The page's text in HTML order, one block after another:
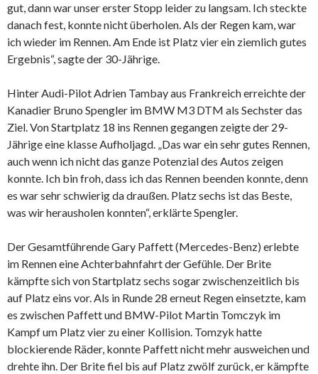
gut, dann war unser erster Stopp leider zu langsam. Ich steckte
danach fest, konnte nicht überholen. Als der Regen kam, war
ich wieder im Rennen. Am Ende ist Platz vier ein ziemlich gutes
Ergebnis“, sagte der 30-Jährige.
Hinter Audi-Pilot Adrien Tambay aus Frankreich erreichte der
Kanadier Bruno Spengler im BMW M3 DTM als Sechster das
Ziel. Von Startplatz 18 ins Rennen gegangen zeigte der 29-
Jährige eine klasse Aufholjagd. „Das war ein sehr gutes Rennen,
auch wenn ich nicht das ganze Potenzial des Autos zeigen
konnte. Ich bin froh, dass ich das Rennen beenden konnte, denn
es war sehr schwierig da draußen. Platz sechs ist das Beste,
was wir herausholen konnten“, erklärte Spengler.
Der Gesamtführende Gary Paffett (Mercedes-Benz) erlebte
im Rennen eine Achterbahnfahrt der Gefühle. Der Brite
kämpfte sich von Startplatz sechs sogar zwischenzeitlich bis
auf Platz eins vor. Als in Runde 28 erneut Regen einsetzte, kam
es zwischen Paffett und BMW-Pilot Martin Tomczyk im
Kampf um Platz vier zu einer Kollision. Tomzyk hatte
blockierende Räder, konnte Paffett nicht mehr ausweichen und
drehte ihn. Der Brite fiel bis auf Platz zwölf zurück, er kämpfte